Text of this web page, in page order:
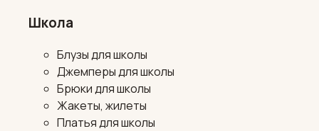
Школа
Блузы для школы
Джемперы для школы
Брюки для школы
Жакеты, жилеты
Платья для школы